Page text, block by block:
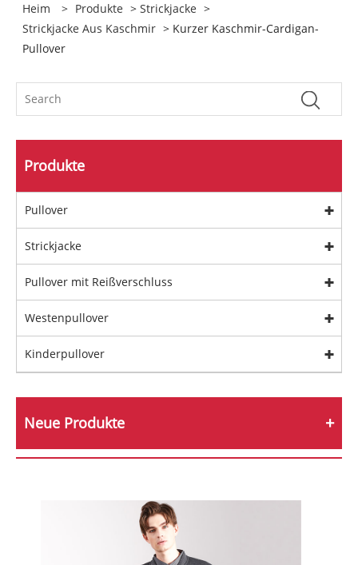
Heim > Produkte >Strickjacke >
Strickjacke Aus Kaschmir > Kurzer Kaschmir-Cardigan-
Pullover
Produkte
Pullover
Strickjacke
Pullover mit Reißverschluss
Westenpullover
Kinderpullover
Neue Produkte